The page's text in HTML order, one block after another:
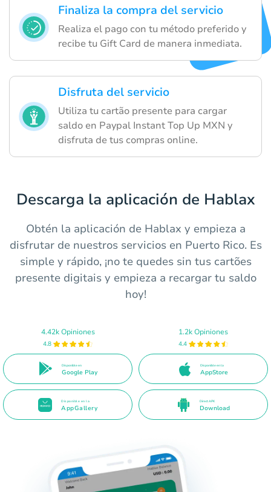
Finaliza la compra del servicio
Realiza el pago con tu método preferido y
recibe tu Gift Card de manera inmediata.
Disfruta del servicio
Utiliza tu cartão presente para cargar
saldo en Paypal Instant Top Up MXN y
disfruta de tus compras online.
Descarga la aplicación de Hablax
Obtén la aplicación de Hablax y empieza a
disfrutar de nuestros servicios en Puerto Rico. Es
simple y rápido, ¡no te quedes sin tus cartões
presente digitais y empieza a recargar tu saldo
hoy!
4.42k Opiniones
4.8
Disponible en
Google Play
1.2k Opiniones
4.4
Disponible en la
AppStore
Disponible en la
AppGallery
Direct APK
Download